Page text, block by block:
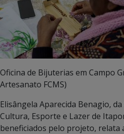
Oficina de Bijuterias em Campo
Artesanato FCMS)
Elisângela Aparecida Benagio,
Cultura, Esporte e Lazer de
beneficiados pelo projeto, relata